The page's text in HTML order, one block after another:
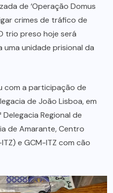
de ‘Operação Domus
crimes de tráfico de
trio preso hoje será
uma unidade prisional da
com a participação de
de João Lisboa, em
Regional de
de Amarante, Centro
e GCM-ITZ com cão